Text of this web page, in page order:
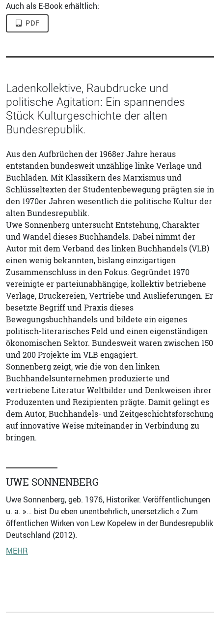
Auch als E-Book erhältlich:
PDF
Ladenkollektive, Raubdrucke und
politische Agitation: Ein spannendes
Stück Kulturgeschichte der alten
Bundesrepublik.
Aus den Aufbrüchen der 1968er Jahre heraus
entstanden bundesweit unzählige linke Verlage und
Buchläden. Mit Klassikern des Marxismus und
Schlüsseltexten der Studentenbewegung prägten sie in
den 1970er Jahren wesentlich die politische Kultur der
alten Bundesrepublik.
Uwe Sonnenberg untersucht Entstehung, Charakter
und Wandel dieses Buchhandels. Dabei nimmt der
Autor mit dem Verband des linken Buchhandels (VLB)
einen wenig bekannten, bislang einzigartigen
Zusammenschluss in den Fokus. Gegründet 1970
vereinigte er parteiunabhängige, kollektiv betriebene
Verlage, Druckereien, Vertriebe und Auslieferungen. Er
besetzte Begriff und Praxis dieses
Bewegungsbuchhandels und bildete ein eigenes
politisch-literarisches Feld und einen eigenständigen
ökonomischen Sektor. Bundesweit waren zwischen 150
und 200 Projekte im VLB engagiert.
Sonnenberg zeigt, wie die von den linken
Buchhandelsunternehmen produzierte und
vertriebene Literatur Weltbilder und Denkweisen ihrer
Produzenten und Rezipienten prägte. Damit gelingt es
dem Autor, Buchhandels- und Zeitgeschichtsforschung
auf innovative Weise miteinander in Verbindung zu
bringen.
UWE SONNENBERG
Uwe Sonnenberg, geb. 1976, Historiker. Veröffentlichungen
u. a. »… bist Du eben unentbehrlich, unersetzlich.« Zum
öffentlichen Wirken von Lew Kopelew in der Bundesrepublik
Deutschland (2012).
MEHR